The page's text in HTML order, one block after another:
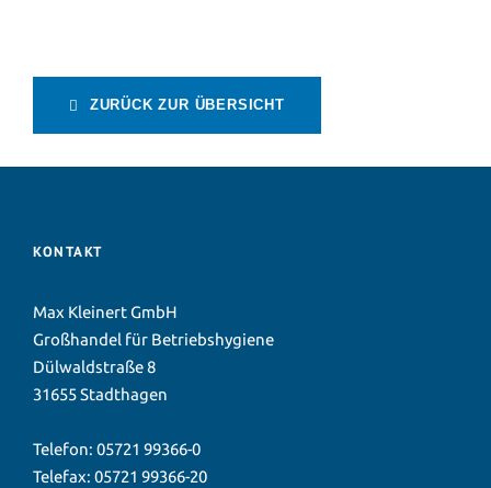
ZURÜCK ZUR ÜBERSICHT
KONTAKT
Max Kleinert GmbH
Großhandel für Betriebshygiene
Dülwaldstraße 8
31655 Stadthagen
Telefon: 05721 99366-0
Telefax: 05721 99366-20